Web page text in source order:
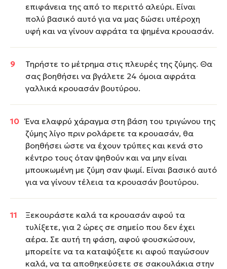
επιφάνεια της από το περιττό αλεύρι. Είναι
πολύ βασικό αυτό για να μας δώσει υπέροχη
υφή και να γίνουν αφράτα τα ψημένα κρουασάν.
Τηρήστε το μέτρημα στις πλευρές της ζύμης. Θα
σας βοηθήσει να βγάλετε 24 όμοια αφράτα
γαλλικά κρουασάν βουτύρου.
Ένα ελαφρύ χάραγμα στη βάση του τριγώνου της
ζύμης λίγο πριν ρολάρετε τα κρουασάν, θα
βοηθήσει ώστε να έχουν τρύπες και κενά στο
κέντρο τους όταν ψηθούν και να μην είναι
μπουκωμένη με ζύμη σαν ψωμί. Είναι βασικό αυτό
για να γίνουν τέλεια τα κρουασάν βουτύρου.
Ξεκουράστε καλά τα κρουασάν αφού τα
τυλίξετε, για 2 ώρες σε σημείο που δεν έχει
αέρα. Σε αυτή τη φάση, αφού φουσκώσουν,
μπορείτε να τα καταψύξετε κι αφού παγώσουν
καλά, να τα αποθηκεύσετε σε σακουλάκια στην